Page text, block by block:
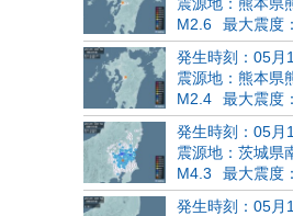
M2.6
最大震度
発生時刻：05月
震源地：熊本県
M2.4
最大震度
発生時刻：05月
震源地：茨城県
M4.3
最大震度
発生時刻：05月